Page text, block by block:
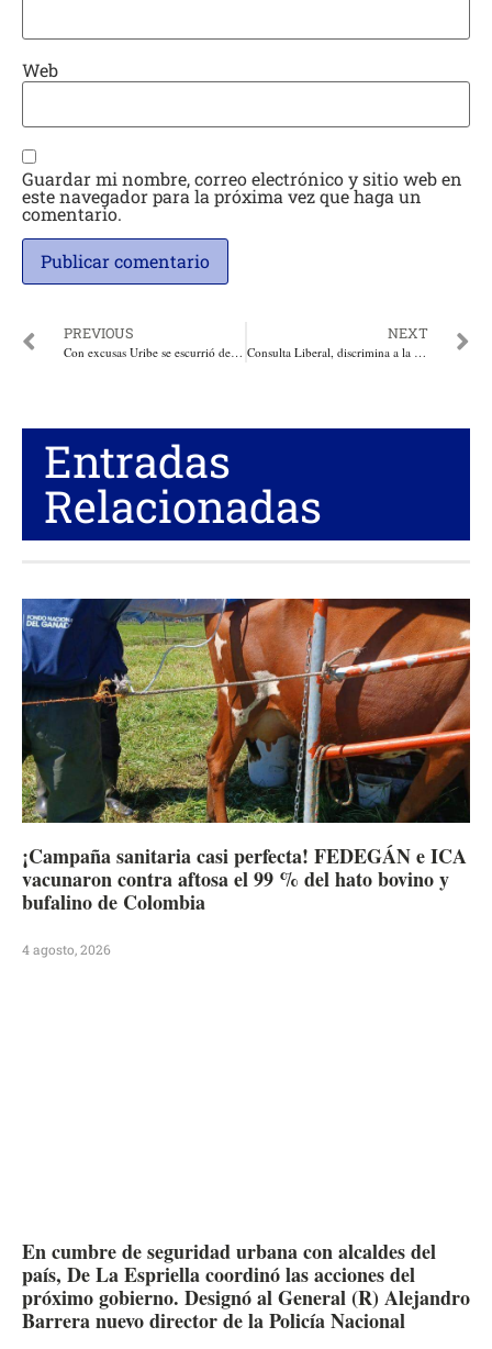
Web
Guardar mi nombre, correo electrónico y sitio web en
este navegador para la próxima vez que haga un
comentario.
PREVIOUS
Con excusas Uribe se escurrió de candidatura de Zuluaga
NEXT
Consulta Liberal, discrimina a la mujer, es ilegal y obscena, dilapida $40 mil millones: Sofía Gaviria invita a No Votar
Entradas
Relacionadas
¡Campaña sanitaria casi perfecta! FEDEGÁN e ICA
vacunaron contra aftosa el 99 % del hato bovino y
bufalino de Colombia
4 agosto, 2026
En cumbre de seguridad urbana con alcaldes del
país, De La Espriella coordinó las acciones del
próximo gobierno. Designó al General (R) Alejandro
Barrera nuevo director de la Policía Nacional